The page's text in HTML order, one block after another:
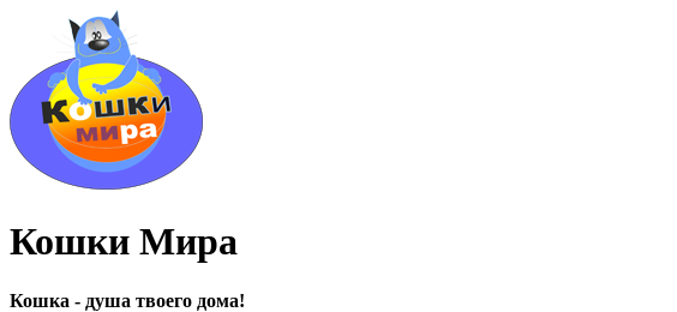
Кошки Мира
Кошка - душа твоего дома!